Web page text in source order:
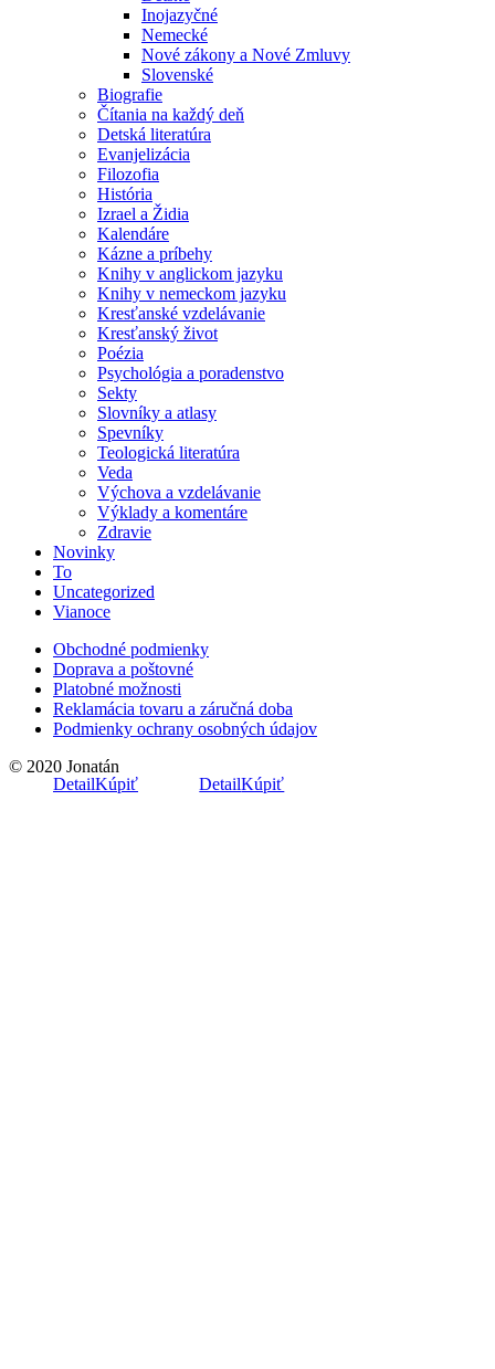
DetailKúpiť DetailKúpiť
Inojazyčné
Nemecké
Nové zákony a Nové Zmluvy
Slovenské
Biografie
Čítania na každý deň
Detská literatúra
Evanjelizácia
Filozofia
História
Izrael a Židia
Kalendáre
Kázne a príbehy
Knihy v anglickom jazyku
Knihy v nemeckom jazyku
Kresťanské vzdelávanie
Kresťanský život
Poézia
Psychológia a poradenstvo
Sekty
Slovníky a atlasy
Spevníky
Teologická literatúra
Veda
Výchova a vzdelávanie
Výklady a komentáre
Zdravie
Novinky
To
Uncategorized
Vianoce
Obchodné podmienky
Doprava a poštovné
Platobné možnosti
Reklamácia tovaru a záručná doba
Podmienky ochrany osobných údajov
© 2020 Jonatán